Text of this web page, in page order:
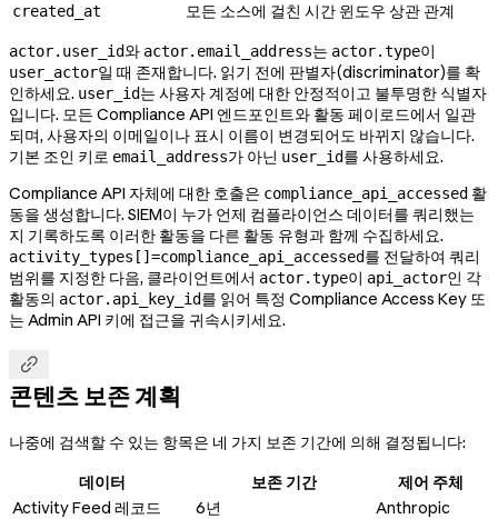
created_at 모든 소스에 걸친 시간 윈도우 상관 관계
actor.user_id와 actor.email_address는 actor.type이
user_actor일 때 존재합니다. 읽기 전에 판별자(discriminator)를 확
인하세요. user_id는 사용자 계정에 대한 안정적이고 불투명한 식별자
입니다. 모든 Compliance API 엔드포인트와 활동 페이로드에서 일관
되며, 사용자의 이메일이나 표시 이름이 변경되어도 바뀌지 않습니다.
기본 조인 키로 email_address가 아닌 user_id를 사용하세요.
Compliance API 자체에 대한 호출은 compliance_api_accessed 활
동을 생성합니다. SIEM이 누가 언제 컴플라이언스 데이터를 쿼리했는
지 기록하도록 이러한 활동을 다른 활동 유형과 함께 수집하세요.
activity_types[]=compliance_api_accessed를 전달하여 쿼리
범위를 지정한 다음, 클라이언트에서 actor.type이 api_actor인 각
활동의 actor.api_key_id를 읽어 특정 Compliance Access Key 또
는 Admin API 키에 접근을 귀속시키세요.

콘텐츠 보존 계획
나중에 검색할 수 있는 항목은 네 가지 보존 기간에 의해 결정됩니다:
데이터
보존 기간
제어 주체
Activity Feed 레코드
6년
Anthropic